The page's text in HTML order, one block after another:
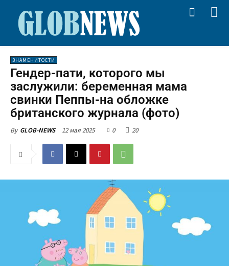
ЗНАМЕНИТОСТИ
Гендер-пати, которого мы
заслужили: беременная мама
свинки Пеппы-на обложке
британского журнала (фото)
By GLOB-NEWS 12 мая 2025 0 20